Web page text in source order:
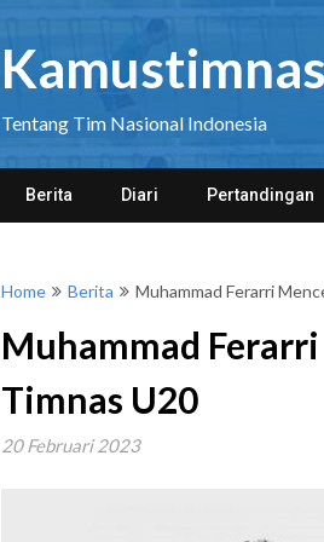
Kamustimnas
Tentang Tim Nasional Indonesia
Berita Diari Pertandingan
Home Berita Muhammad Ferarri
Muhammad
Timnas U20
20 Februari 2023